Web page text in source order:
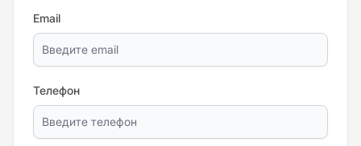
Email
Телефон